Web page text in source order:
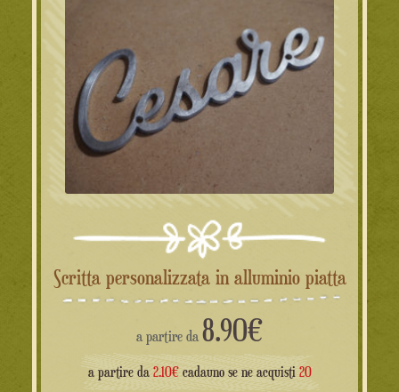
Scritta personalizzata in alluminio piatta
a partire da 8.90€
a partire da 2.10€cadauno se ne acquisti 20